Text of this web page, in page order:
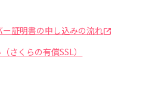
証明書の申し込みの流れ
さくらの有償SSL）